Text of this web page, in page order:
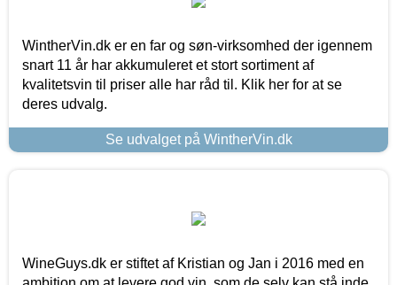
WintherVin.dk er en far og søn-virksomhed der igennem
snart 11 år har akkumuleret et stort sortiment af
kvalitetsvin til priser alle har råd til. Klik her for at se
deres udvalg.
Se udvalget på WintherVin.dk
WineGuys.dk er stiftet af Kristian og Jan i 2016 med en